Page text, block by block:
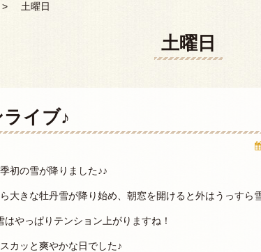
土曜日
土曜日
イブ♪
初の雪が降りました♪♪
大きな牡丹雪が降り始め、朝窓を開けると外はうっすら
はやっぱりテンション上がりますね！
カッと爽やかな日でした♪